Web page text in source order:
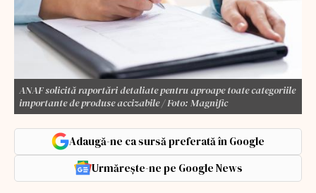
ANAF solicită raportări detaliate pentru aproape toate categoriile
importante de produse accizabile / Foto: Magnific
Adaugă-ne ca sursă preferată în Google
Urmărește-ne pe Google News